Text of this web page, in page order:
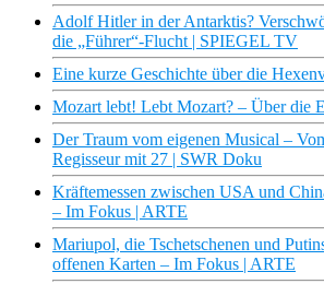
Adolf Hitler in der Antarktis?
die „Führer“-Flucht | SPIEGEL TV
Eine kurze Geschichte über die
Mozart lebt! Lebt Mozart? – Über die
Der Traum vom eigenen Musical –
Regisseur mit 27 | SWR Doku
Kräftemessen zwischen USA und
– Im Fokus | ARTE
Mariupol, die Tschetschenen und
offenen Karten – Im Fokus | ARTE